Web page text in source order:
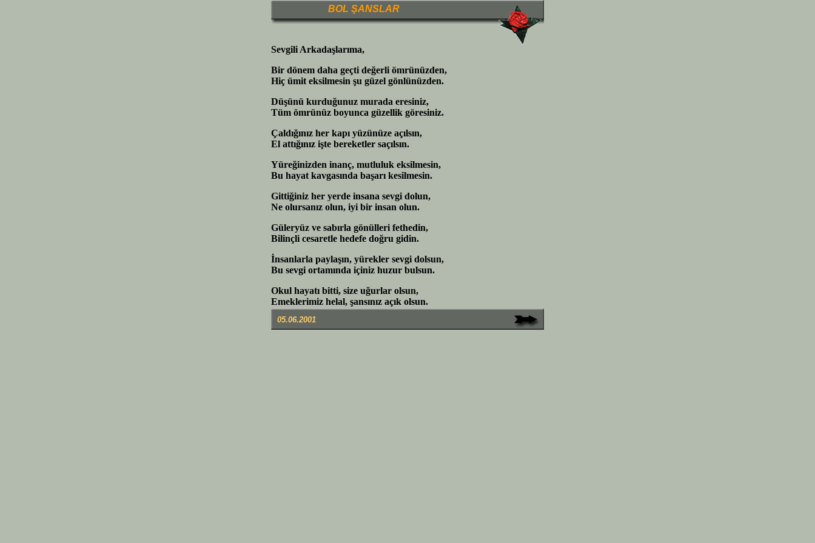
BOL ŞANSLAR
Sevgili Arkadaşlarıma,
Bir dönem daha geçti değerli ömrünüzden,
Hiç ümit eksilmesin şu güzel gönlünüzden.
Düşünü kurduğunuz murada eresiniz,
Tüm ömrünüz boyunca güzellik göresiniz.
Çaldığınız her kapı yüzünüze açılsın,
El attığınız işte bereketler saçılsın.
Yüreğinizden inanç, mutluluk eksilmesin,
Bu hayat kavgasında başarı kesilmesin.
Gittiğiniz her yerde insana sevgi dolun,
Ne olursanız olun, iyi bir insan olun.
Güleryüz ve sabırla gönülleri fethedin,
Bilinçli cesaretle hedefe doğru gidin.
İnsanlarla paylaşın, yürekler sevgi dolsun,
Bu sevgi ortamında içiniz huzur bulsun.
Okul hayatı bitti, size uğurlar olsun,
Emeklerimiz helal, şansınız açık olsun.
05.06.2001